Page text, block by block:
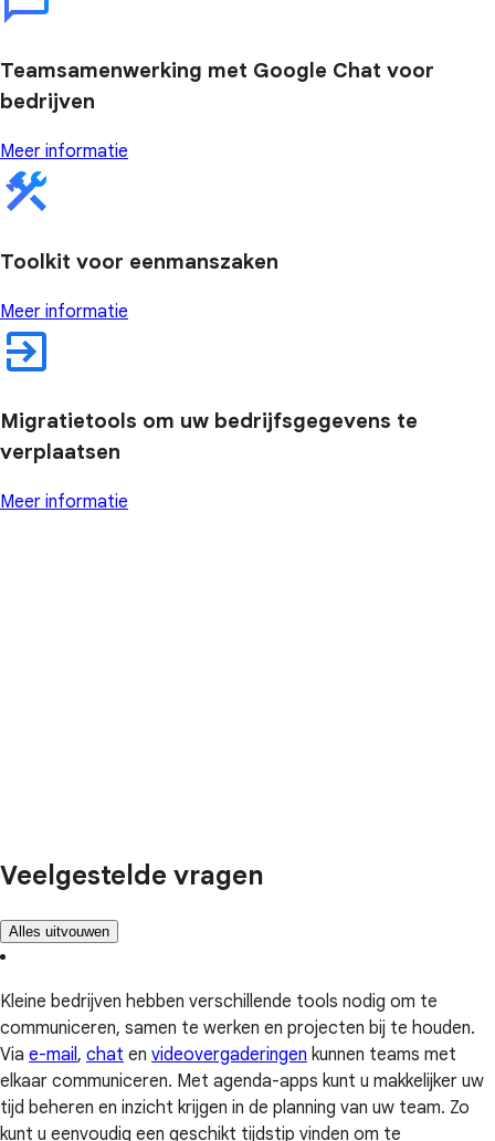
Teamsamenwerking met Google Chat voor
bedrijven
Meer informatie
Toolkit voor eenmanszaken
Meer informatie
Migratietools om uw bedrijfsgegevens te
verplaatsen
Meer informatie
Veelgestelde vragen
Alles uitvouwen
Kleine bedrijven hebben verschillende tools nodig om te
communiceren, samen te werken en projecten bij te houden.
Via e-mail, chat en videovergaderingen kunnen teams met
elkaar communiceren. Met agenda-apps kunt u makkelijker uw
tijd beheren en inzicht krijgen in de planning van uw team. Zo
kunt u eenvoudig een geschikt tijdstip vinden om te